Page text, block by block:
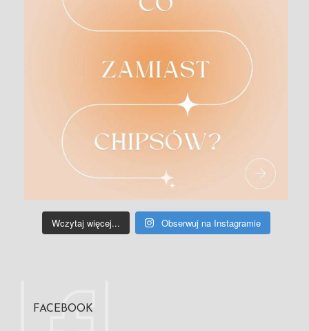
Wczytaj więcej... Obserwuj na Instagramie
FACEBOOK